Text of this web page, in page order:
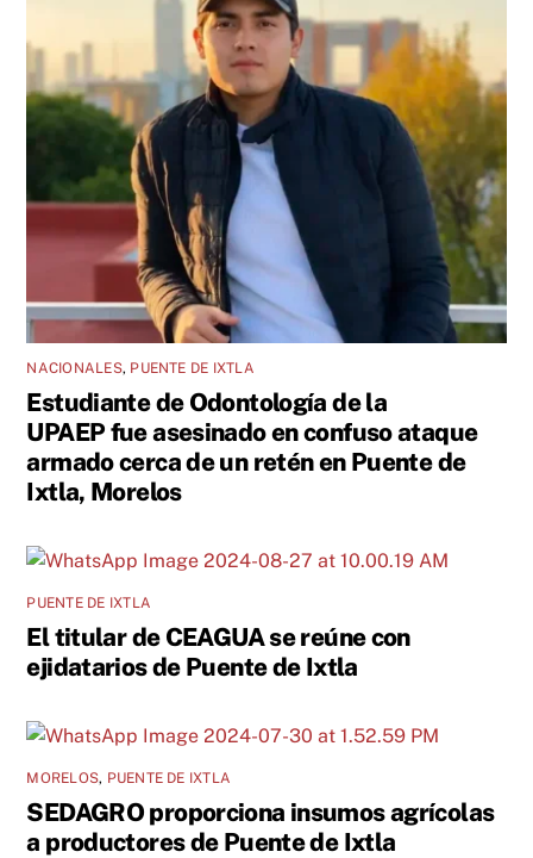
NACIONALES, PUENTE DE IXTLA
Estudiante de Odontología de la
UPAEP fue asesinado en confuso ataque
armado cerca de un retén en Puente de
Ixtla, Morelos
PUENTE DE IXTLA
El titular de CEAGUA se reúne con
ejidatarios de Puente de Ixtla
MORELOS, PUENTE DE IXTLA
SEDAGRO proporciona insumos agrícolas
a productores de Puente de Ixtla